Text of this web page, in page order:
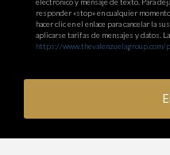
responder «stop» en cualquier
hacer clic en el enlace para cancelar la
aplicarse tarifas de mensajes y datos.
https://www.thevalenzuelagroup.com/